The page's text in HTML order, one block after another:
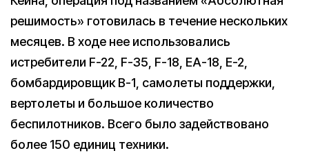
решимость» готовилась в течение нескольких
месяцев. В ходе нее использовались
истребители F-22, F-35, F-18, EA-18, E-2,
бомбардировщик B-1, самолеты поддержки,
вертолеты и большое количество
беспилотников. Всего было задействовано
более 150 единиц техники.